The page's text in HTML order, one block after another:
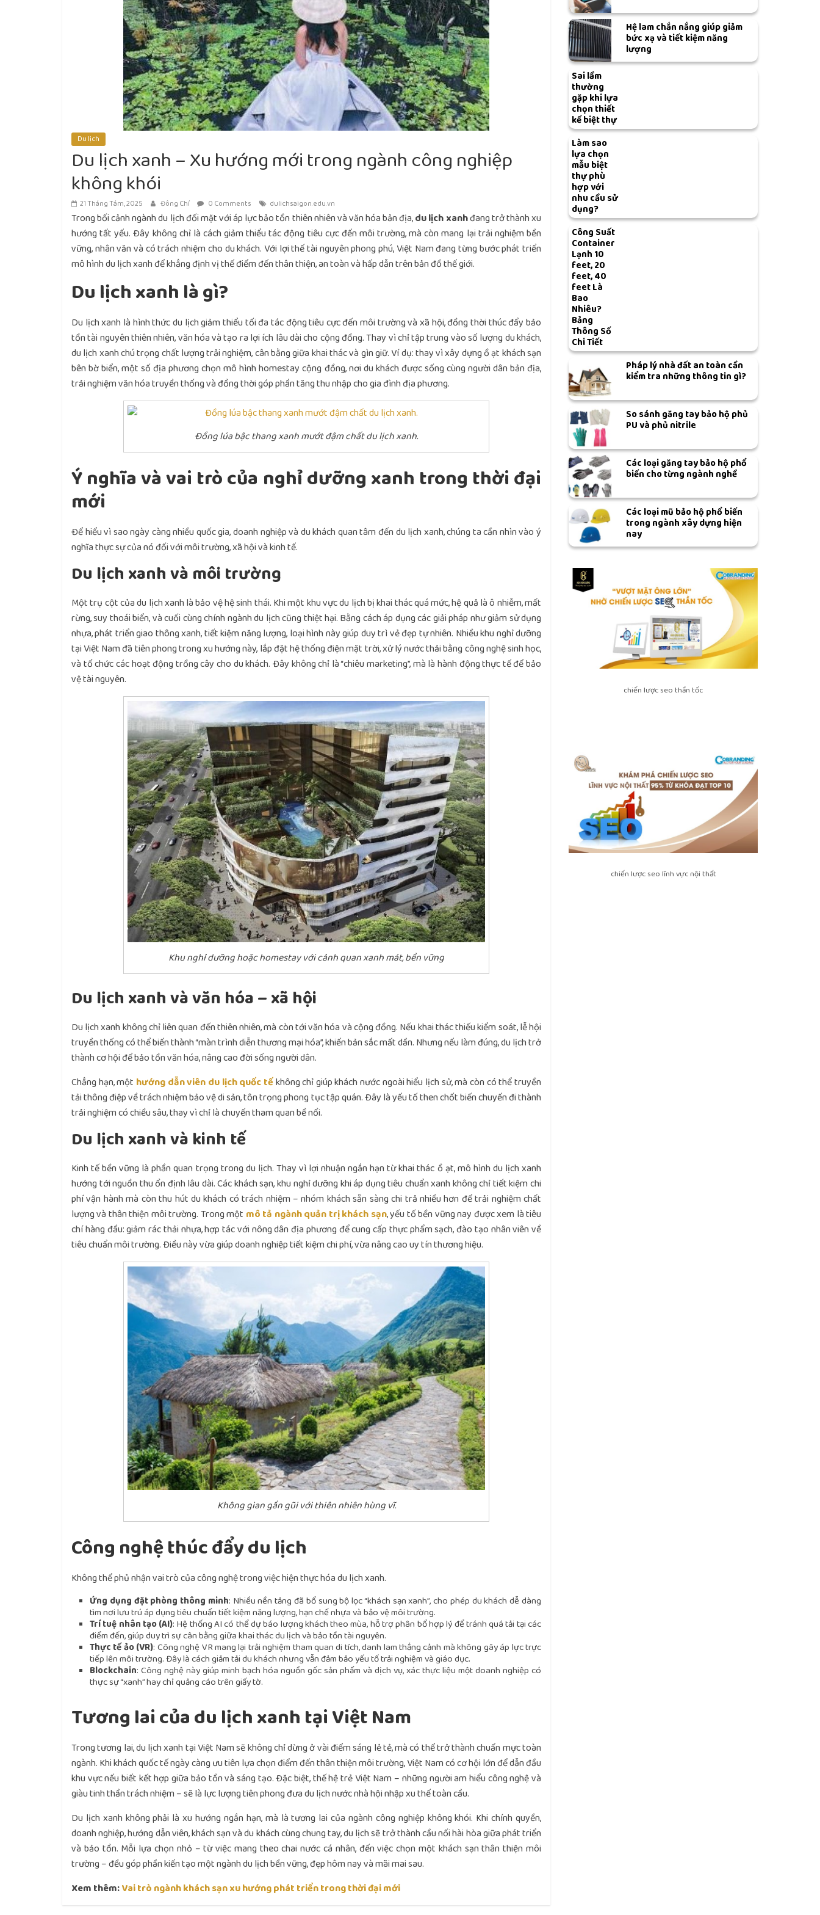
Du lịch
Du lịch xanh – Xu hướng mới trong ngành công nghiệp
không khói
21 Tháng Tám, 2025 Đông Chí 0 Comments dulichsaigon.edu.vn
Trong bối cảnh ngành du lịch đối mặt với áp lực bảo tồn thiên nhiên và văn hóa bản địa,du lịch xanhđang trở thành xu
hướng tất yếu. Đây không chỉ là cách giảm thiểu tác động tiêu cực đến môi trường, mà còn mang lại trải nghiệm bền
vững, nhân văn và có trách nhiệm cho du khách. Với lợi thế tài nguyên phong phú, Việt Nam đang từng bước phát triển
mô hình du lịch xanh để khẳng định vị thế điểm đến thân thiện, an toàn và hấp dẫn trên bản đồ thế giới.
Du lịch xanh là gì?
Du lịch xanh là hình thức du lịch giảm thiểu tối đa tác động tiêu cực đến môi trường và xã hội, đồng thời thúc đẩy bảo
tồn tài nguyên thiên nhiên, văn hóa và tạo ra lợi ích lâu dài cho cộng đồng. Thay vì chỉ tập trung vào số lượng du khách,
du lịch xanh chú trọng chất lượng trải nghiệm, cân bằng giữa khai thác và gìn giữ. Ví dụ: thay vì xây dựng ồ ạt khách sạn
bên bờ biển, một số địa phương chọn mô hình homestay cộng đồng, nơi du khách được sống cùng người dân bản địa,
trải nghiệm văn hóa truyền thống và đồng thời góp phần tăng thu nhập cho gia đình địa phương.
Đồng lúa bậc thang xanh mướt đậm chất du lịch xanh.
Ý nghĩa và vai trò của nghỉ dưỡng xanh trong thời đại
mới
Để hiểu vì sao ngày càng nhiều quốc gia, doanh nghiệp và du khách quan tâm đến du lịch xanh, chúng ta cần nhìn vào ý
nghĩa thực sự của nó đối với môi trường, xã hội và kinh tế.
Du lịch xanh và môi trường
Một trụ cột của du lịch xanh là bảo vệ hệ sinh thái. Khi một khu vực du lịch bị khai thác quá mức, hệ quả là ô nhiễm, mất
rừng, suy thoái biển, và cuối cùng chính ngành du lịch cũng thiệt hại. Bằng cách áp dụng các giải pháp như giảm sử dụng
nhựa, phát triển giao thông xanh, tiết kiệm năng lượng, loại hình này giúp duy trì vẻ đẹp tự nhiên. Nhiều khu nghỉ dưỡng
tại Việt Nam đã tiên phong trong xu hướng này, lắp đặt hệ thống điện mặt trời, xử lý nước thải bằng công nghệ sinh học,
và tổ chức các hoạt động trồng cây cho du khách. Đây không chỉ là “chiêu marketing”, mà là hành động thực tế để bảo
vệ tài nguyên.
Khu nghỉ dưỡng hoặc homestay với cảnh quan xanh mát, bền vững
Du lịch xanh và văn hóa – xã hội
Du lịch xanh không chỉ liên quan đến thiên nhiên, mà còn tới văn hóa và cộng đồng. Nếu khai thác thiếu kiểm soát, lễ hội
truyền thống có thể biến thành “màn trình diễn thương mại hóa”, khiến bản sắc mất dần. Nhưng nếu làm đúng, du lịch trở
thành cơ hội để bảo tồn văn hóa, nâng cao đời sống người dân.
Chẳng hạn, một hướng dẫn viên du lịch quốc tếkhông chỉ giúp khách nước ngoài hiểu lịch sử, mà còn có thể truyền
tải thông điệp về trách nhiệm bảo vệ di sản, tôn trọng phong tục tập quán. Đây là yếu tố then chốt biến chuyến đi thành
trải nghiệm có chiều sâu, thay vì chỉ là chuyến tham quan bề nổi.
Du lịch xanh và kinh tế
Kinh tế bền vững là phần quan trọng trong du lịch. Thay vì lợi nhuận ngắn hạn từ khai thác ồ ạt, mô hình du lịch xanh
hướng tới nguồn thu ổn định lâu dài. Các khách sạn, khu nghỉ dưỡng khi áp dụng tiêu chuẩn xanh không chỉ tiết kiệm chi
phí vận hành mà còn thu hút du khách có trách nhiệm – nhóm khách sẵn sàng chi trả nhiều hơn để trải nghiệm chất
lượng và thân thiện môi trường. Trong một mô tả ngành quản trị khách sạn, yếu tố bền vững nay được xem là tiêu
chí hàng đầu: giảm rác thải nhựa, hợp tác với nông dân địa phương để cung cấp thực phẩm sạch, đào tạo nhân viên về
tiêu chuẩn môi trường. Điều này vừa giúp doanh nghiệp tiết kiệm chi phí, vừa nâng cao uy tín thương hiệu.
Không gian gần gũi với thiên nhiên hùng vĩ.
Công nghệ thúc đẩy du lịch
Không thể phủ nhận vai trò của công nghệ trong việc hiện thực hóa du lịch xanh.
Ứng dụng đặt phòng thông minh: Nhiều nền tảng đã bổ sung bộ lọc “khách sạn xanh”, cho phép du khách dễ dàng
tìm nơi lưu trú áp dụng tiêu chuẩn tiết kiệm năng lượng, hạn chế nhựa và bảo vệ môi trường.
Trí tuệ nhân tạo (AI): Hệ thống AI có thể dự báo lượng khách theo mùa, hỗ trợ phân bổ hợp lý để tránh quá tải tại các
điểm đến, giúp duy trì sự cân bằng giữa khai thác du lịch và bảo tồn tài nguyên.
Thực tế ảo (VR): Công nghệ VR mang lại trải nghiệm tham quan di tích, danh lam thắng cảnh mà không gây áp lực trực
tiếp lên môi trường. Đây là cách giảm tải du khách nhưng vẫn đảm bảo yếu tố trải nghiệm và giáo dục.
Blockchain: Công nghệ này giúp minh bạch hóa nguồn gốc sản phẩm và dịch vụ, xác thực liệu một doanh nghiệp có
thực sự “xanh” hay chỉ quảng cáo trên giấy tờ.
Tương lai của du lịch xanh tại Việt Nam
Trong tương lai, du lịch xanh tại Việt Nam sẽ không chỉ dừng ở vài điểm sáng lẻ tẻ, mà có thể trở thành chuẩn mực toàn
ngành. Khi khách quốc tế ngày càng ưu tiên lựa chọn điểm đến thân thiện môi trường, Việt Nam có cơ hội lớn để dẫn đầu
khu vực nếu biết kết hợp giữa bảo tồn và sáng tạo. Đặc biệt, thế hệ trẻ Việt Nam – những người am hiểu công nghệ và
giàu tinh thần trách nhiệm – sẽ là lực lượng tiên phong đưa du lịch nước nhà hội nhập xu thế toàn cầu.
Du lịch xanh không phải là xu hướng ngắn hạn, mà là tương lai của ngành công nghiệp không khói. Khi chính quyền,
doanh nghiệp, hướng dẫn viên, khách sạn và du khách cùng chung tay, du lịch sẽ trở thành cầu nối hài hòa giữa phát triển
và bảo tồn. Mỗi lựa chọn nhỏ – từ việc mang theo chai nước cá nhân, đến việc chọn một khách sạn thân thiện môi
trường – đều góp phần kiến tạo một ngành du lịch bền vững, đẹp hôm nay và mãi mai sau.
Xem thêm:Vai trò ngành khách sạn xu hướng phát triển trong thời đại mới
Hệ lam chắn nắng giúp giảm
bức xạ và tiết kiệm năng
lượng
Sai lầm
thường
gặp khi lựa
chọn thiết
kế biệt thự
Làm sao
lựa chọn
mẫu biệt
thự phù
hợp với
nhu cầu sử
dụng?
Công Suất
Container
Lạnh 10
feet, 20
feet, 40
feet Là
Bao
Nhiêu?
Bảng
Thông Số
Chi Tiết
Pháp lý nhà đất an toàn cần
kiểm tra những thông tin gì?
So sánh găng tay bảo hộ phủ
PU và phủ nitrile
Các loại găng tay bảo hộ phổ
biến cho từng ngành nghề
Các loại mũ bảo hộ phổ biến
trong ngành xây dựng hiện
nay
chiến lược seo thần tốc
chiến lược seo lĩnh vực nội thất